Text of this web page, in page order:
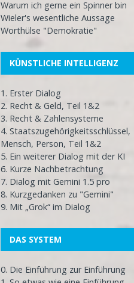
Warum ich gerne ein Spinner bin
Wieler's wesentliche Aussage
Worthülse "Demokratie"
KÜNSTLICHE INTELLIGENZ
1. Erster Dialog
2. Recht & Geld, Teil 1&2
3. Recht & Zahlensysteme
4. Staatszugehörigkeitsschlüssel,
Mensch, Person, Teil 1&2
5. Ein weiterer Dialog mit der KI
6. Kurze Nachbetrachtung
7. Dialog mit Gemini 1.5 pro
8. Kurzgedanken zu "Gemini"
9. Mit „Grok“ im Dialog
DAS SYSTEM
0. Die Einführung zur Einführung